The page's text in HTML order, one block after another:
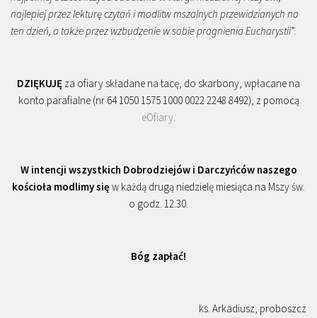
najlepiej przez lekturę czytań i modlitw mszalnych przewidzianych na
ten dzień, a także przez wzbudzenie w sobie pragnienia Eucharystii”.
DZIĘKUJĘ za ofiary składane na tacę, do skarbony, wpłacane na
konto parafialne (nr 64 1050 1575 1000 0022 2248 8492), z pomocą
eOfiary.
W intencji wszystkich Dobrodziejów i Darczyńców naszego
kościoła modlimy się w każdą drugą niedzielę miesiąca na Mszy św.
o godz. 12.30.
Bóg zapłać!
ks. Arkadiusz, proboszcz